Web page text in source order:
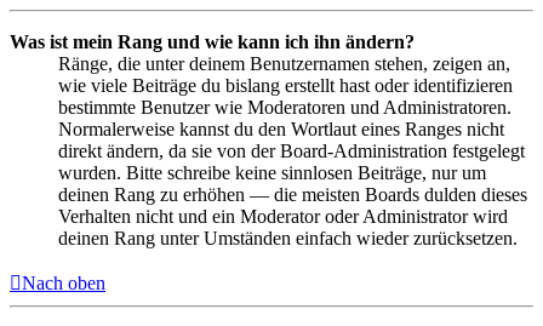
Was ist mein Rang und wie kann ich ihn ändern?
Ränge, die unter deinem Benutzernamen stehen, zeigen an,
wie viele Beiträge du bislang erstellt hast oder identifizieren
bestimmte Benutzer wie Moderatoren und Administratoren.
Normalerweise kannst du den Wortlaut eines Ranges nicht
direkt ändern, da sie von der Board-Administration festgelegt
wurden. Bitte schreibe keine sinnlosen Beiträge, nur um
deinen Rang zu erhöhen — die meisten Boards dulden dieses
Verhalten nicht und ein Moderator oder Administrator wird
deinen Rang unter Umständen einfach wieder zurücksetzen.
Nach oben